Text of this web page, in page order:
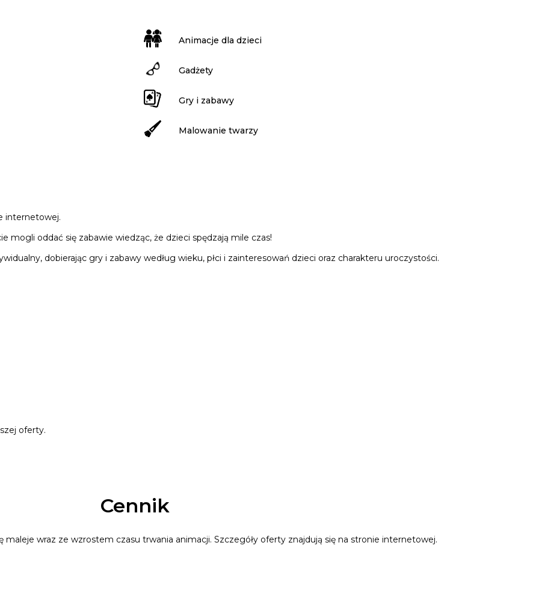
Animacje dla dzieci
Gadżety
Gry i zabawy
Malowanie twarzy
internetowej.
mogli oddać się zabawie wiedząc, że dzieci spędzają mile czas!
dobierając gry i zabawy według wieku, płci i zainteresowań dzieci oraz charakteru uroczystości.
oferty.
Cennik
wraz ze wzrostem czasu trwania animacji. Szczegóły oferty znajdują się na stronie internetowej.